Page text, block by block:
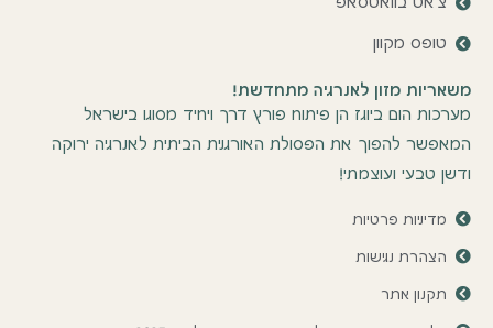
טופס מקוון
משאריות מזון לאנרגיה מתחדשת!
מערכות הום ביוגז הן פיתוח פורץ דרך ויחיד מסוגו בישראל
המאפשר להפוך את הפסולת האורגנית הביתית לאנרגיה ירוקה
ודשן טבעי ועוצמתי!
מדיניות פרטיות
הצהרת נגישות
תקנון אתר